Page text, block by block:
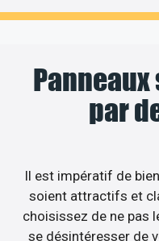
par
Il est impératif de
soient attractifs et
choisissez de ne pas
se désintéresser de